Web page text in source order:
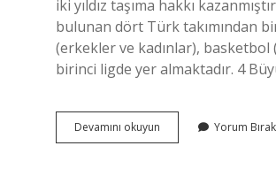
iki yıldız taşıma hakkı
bulunan dört Türk takımından
(erkekler ve kadınlar),
birinci ligde yer almaktadır. 4
Devamını okuyun Beşiktaş
Kaç
Yorum Bırak